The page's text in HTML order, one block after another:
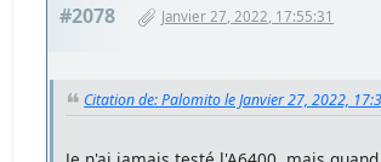
#2078 Janvier 27, 2022, 17:55:31
Citation de: Palomito le Janvier 27, 2022,